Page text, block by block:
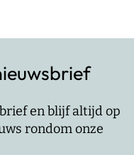
en blijf altijd op
rondom onze